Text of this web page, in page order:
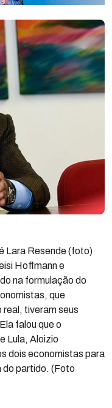
Lara Resende (foto)
Hoffmann e
na formulação do
que
tiveram seus
falou que o
Lula, Aloizio
dois economistas para
do partido. (Foto